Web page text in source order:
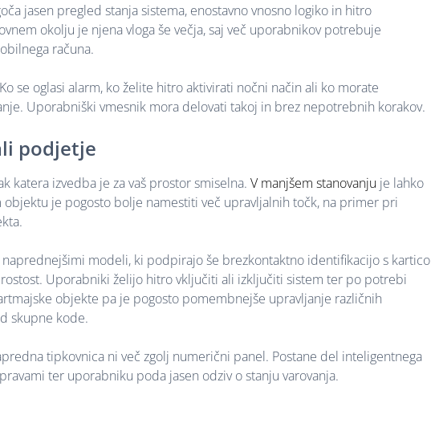
jasen pregled stanja sistema, enostavno vnosno logiko in hitro
okolju je njena vloga še večja, saj več uporabnikov potrebuje
računa.
se oglasi alarm, ko želite hitro aktivirati nočni način ali ko morate
Uporabniški vmesnik mora delovati takoj in brez nepotrebnih korakov.
podjetje
katera izvedba je za vaš prostor smiselna. V manjšem stanovanju je lahko
je pogosto bolje namestiti več upravljalnih točk, na primer pri
modeli, ki podpirajo še brezkontaktno identifikacijo s kartico
Uporabniki želijo hitro vključiti ali izključiti sistem ter po potrebi
objekte pa je pogosto pomembnejše upravljanje različnih
skupne kode.
tipkovnica ni več zgolj numerični panel. Postane del inteligentnega
ter uporabniku poda jasen odziv o stanju varovanja.